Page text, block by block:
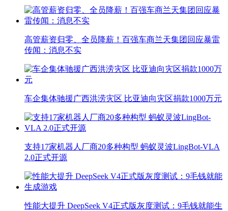
高管薪资归零、全员降薪！百强车商兰天集团回应暴雷
传闻：消息不实
车企集体驰援广西洪涝灾区 比亚迪向灾区捐款1000万元
支持17家机器人厂商20多种构型 蚂蚁灵波LingBot-VLA
2.0正式开源
性能大提升 DeepSeek V4正式版灰度测试：9毛钱就能生